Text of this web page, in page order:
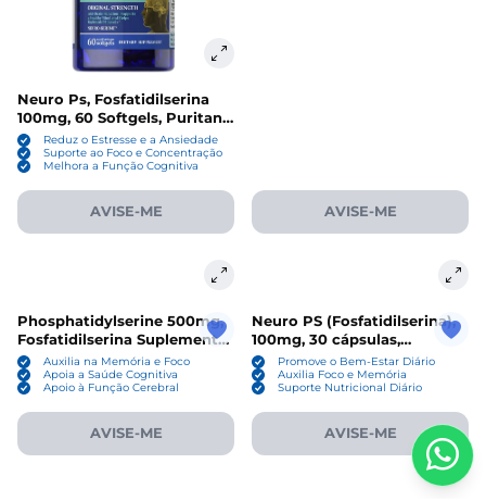
Neuro Ps, Fosfatidilserina
100mg, 60 Softgels, Puritan's
PrideReduz o Estresse e a Ansiedade
Suporte ao Foco e Concentração
Melhora a Função Cognitiva
AVISE-ME AVISE-ME
Phosphatidylserine 500mg,
Fosfatidilserina Suplemento
Nootrópico para o Cérebro,
180 Cápsulas, LongLifeNutri
Auxilia na Memória e Foco
Apoia a Saúde Cognitiva
Apoio à Função Cerebral
AVISE-ME
Neuro PS (Fosfatidilserina),
100mg, 30 cápsulas,
Puritan's Pride
Promove o Bem-Estar Diário
Auxilia Foco e Memória
Suporte Nutricional Diário
AVISE-ME